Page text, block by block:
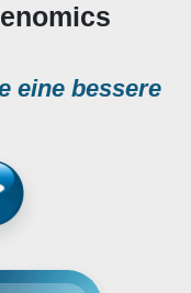
eine bessere